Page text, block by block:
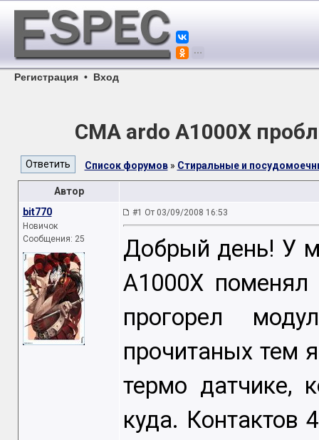
Регистрация • Вход
СМА ardo А1000Х
Список форумов» Стиральные и
Автор
bit770
Новичок
Сообщения: 25
#1 От 03/09/2008 16:53
Добрый день! У
A1000X
прогорел
прочитаных тем
термо датчике,
куда. Контактов